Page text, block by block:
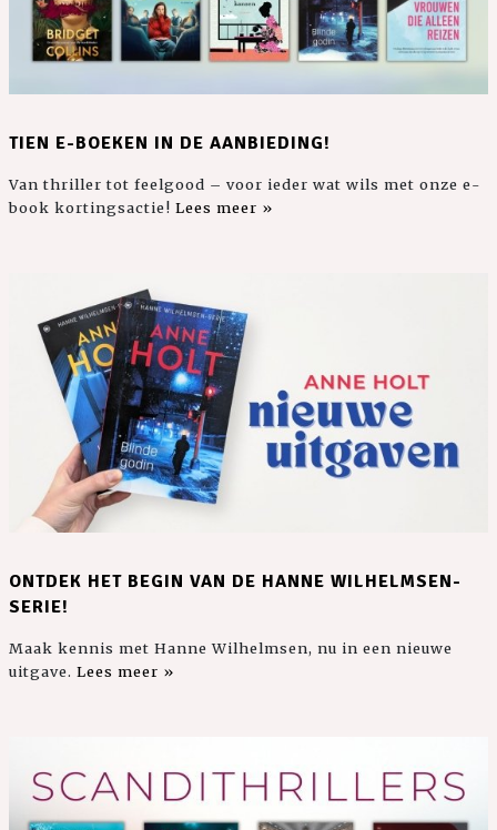
TIEN E-BOEKEN IN DE AANBIEDING!
Van thriller tot feelgood – voor ieder wat wils met onze e-
book kortingsactie! Lees meer »
ONTDEK HET BEGIN VAN DE HANNE WILHELMSEN-
SERIE!
Maak kennis met Hanne Wilhelmsen, nu in een nieuwe
uitgave. Lees meer »